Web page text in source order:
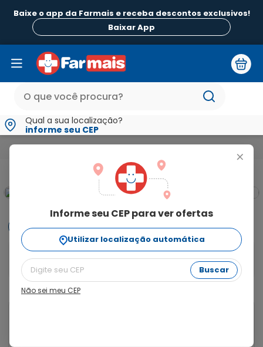
Baixe o app da Farmais e receba descontos exclusivos!
Baixar App
Qual a sua localização?
informe seu CEP
+
Informe seu CEP para ver ofertas
Utilizar localização automática
Buscar
Não sei meu CEP
Bomba Tira-
Informações
Bomba Tira-Leite Materno Manual Confort G-Tech
com 1 Unidade